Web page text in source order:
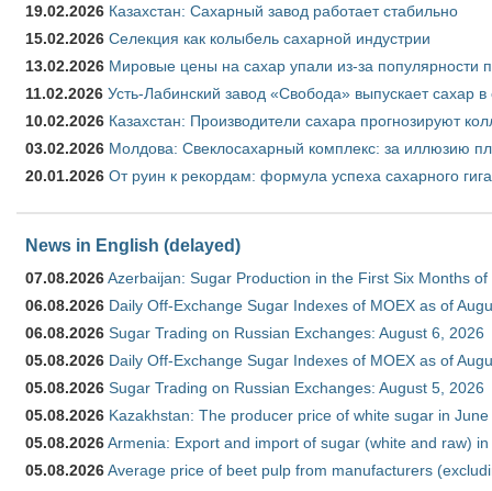
19.02.2026 Казахстан: Сахарный завод работает стабильно
15.02.2026 Селекция как колыбель сахарной индустрии
13.02.2026 Мировые цены на сахар упали из-за популярности
11.02.2026 Усть-Лабинский завод «Свобода» выпускает сахар в
10.02.2026 Казахстан: Производители сахара прогнозируют
03.02.2026 Молдова: Свеклосахарный комплекс: за иллюзию
20.01.2026 От руин к рекордам: формула успеха сахарного
News in English (delayed)
07.08.2026Azerbaijan: Sugar Production in the First Six Months of
06.08.2026 Daily Off-Exchange Sugar Indexes of MOEX as of
06.08.2026 Sugar Trading on Russian Exchanges: August 6, 2026
05.08.2026 Daily Off-Exchange Sugar Indexes of MOEX as of
05.08.2026 Sugar Trading on Russian Exchanges: August 5, 2026
05.08.2026 Kazakhstan: The producer price of white sugar in
05.08.2026Armenia: Export and import of sugar (white and raw)
05.08.2026Average price of beet pulp from manufacturers